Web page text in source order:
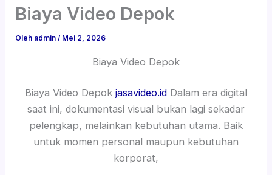
Biaya Video Depok
Oleh admin/ Mei 2, 2026
Biaya Video Depok
Biaya Video Depok jasavideo.id Dalam era digital
saat ini, dokumentasi visual bukan lagi sekadar
pelengkap, melainkan kebutuhan utama. Baik
untuk momen personal maupun kebutuhan
korporat,